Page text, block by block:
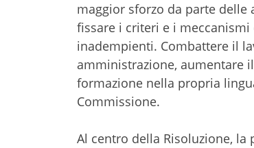
maggior sforzo da parte delle
fissare i criteri e i
inadempienti. Combattere il
amministrazione, aumentare
formazione nella propria
Commissione.
Al centro della Risoluzione,